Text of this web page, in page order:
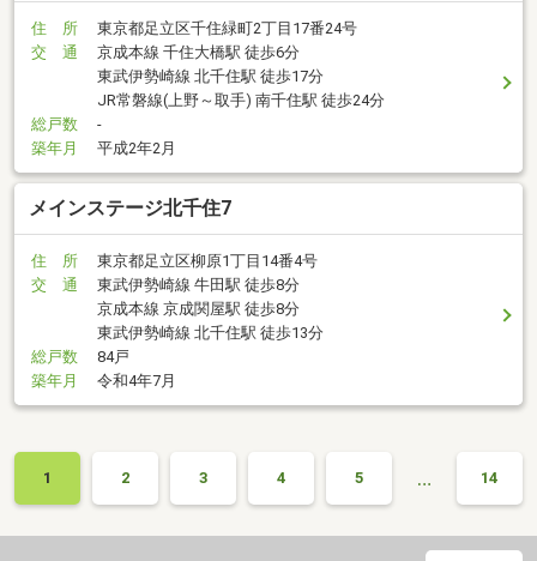
住 所
東京都足立区千住緑町2丁目17番24号
交 通
京成本線 千住大橋駅 徒歩6分
東武伊勢崎線 北千住駅 徒歩17分
JR常磐線(上野～取手) 南千住駅 徒歩24分
総戸数
-
築年月
平成2年2月
メインステージ北千住7
住 所
東京都足立区柳原1丁目14番4号
交 通
東武伊勢崎線 牛田駅 徒歩8分
京成本線 京成関屋駅 徒歩8分
東武伊勢崎線 北千住駅 徒歩13分
総戸数
84戸
築年月
令和4年7月
1 2 3 4 5 … 14